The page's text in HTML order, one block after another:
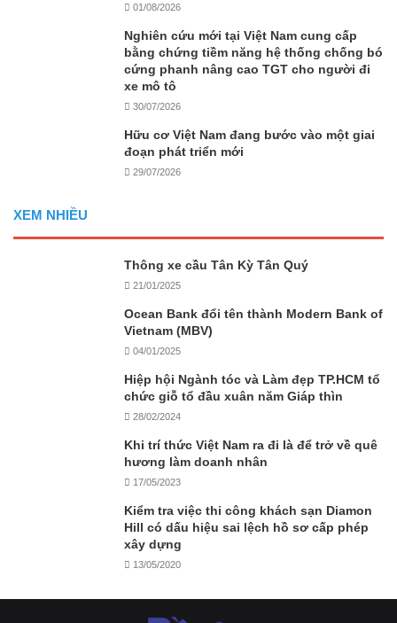
01/08/2026
Nghiên cứu mới tại Việt Nam cung cấp
bằng chứng tiềm năng hệ thống chống bó
cứng phanh nâng cao TGT cho người đi
xe mô tô
30/07/2026
Hữu cơ Việt Nam đang bước vào một giai
đoạn phát triển mới
29/07/2026
XEM NHIỀU
Thông xe cầu Tân Kỳ Tân Quý
21/01/2025
Ocean Bank đổi tên thành Modern Bank of
Vietnam (MBV)
04/01/2025
Hiệp hội Ngành tóc và Làm đẹp TP.HCM tổ
chức giỗ tổ đầu xuân năm Giáp thìn
28/02/2024
Khi trí thức Việt Nam ra đi là để trở về quê
hương làm doanh nhân
17/05/2023
Kiểm tra việc thi công khách sạn Diamon
Hill có dấu hiệu sai lệch hồ sơ cấp phép
xây dựng
13/05/2020